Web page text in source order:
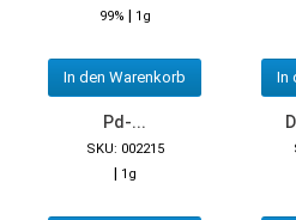
99% | 1g
In den Warenkorb In
Pd-...
SKU: 002215
| 1g